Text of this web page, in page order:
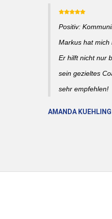
Positiv:
Markus hat mich
Er hilft nicht nur
sein gezieltes
sehr empfehlen!
AMANDA KUEHLING